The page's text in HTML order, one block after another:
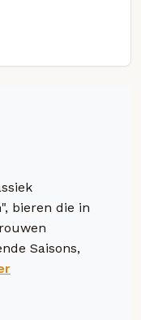
bieren die in
Saisons,